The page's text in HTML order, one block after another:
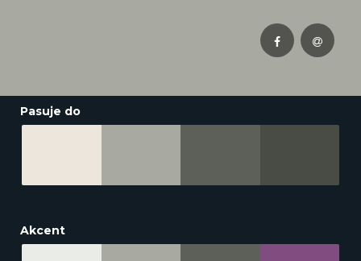
Pasuje do
Akcent